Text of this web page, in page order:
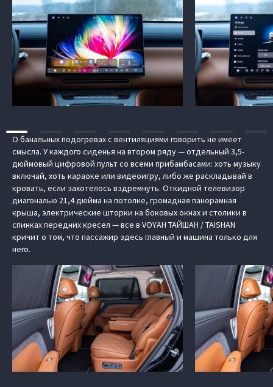
О банальных подогревах с вентиляциями говорить не имеет
смысла. У каждого сиденья на втором ряду — отдельный 3,5-
дюймовый цифровой пульт со всеми прибамбасами: хоть музыку
включай, хоть караоке или видеоигру, либо же раскладывай в
кровать, если захотелось вздремнуть. Откидной телевизор
диагональю 21,4 дюйма на потолке, громадная панорамная
крыша, электрические шторки на боковых окнах и столики в
спинках передних кресел — все в VOYAH ТАЙШАН / TAISHAN
кричит о том, что пассажир здесь главный и машина только для
него.